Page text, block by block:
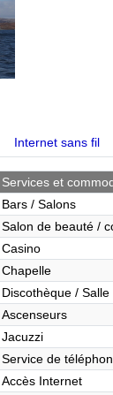
Internet sans fil
Services et
Bars / Salons
Salon de beauté /
Casino
Chapelle
Discothèque /
Ascenseurs
Jacuzzi
Service de
Accès Internet